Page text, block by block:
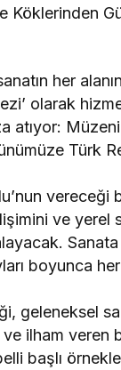
Köklerinden
her
olarak
atıyor:
Türk
vereceği
ve yerel
boyunca
geleneksel
ilham veren
başlı